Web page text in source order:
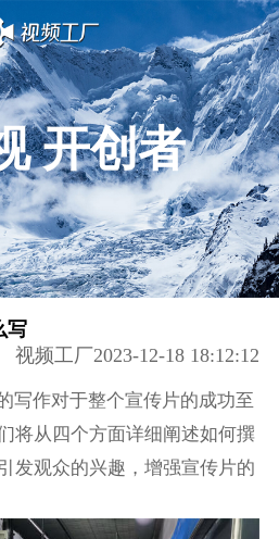
开创者
写
视频工厂2023-12-18 18:12:12
写作对于整个宣传片的成功至
将从四个方面详细阐述如何撰
发观众的兴趣，增强宣传片的